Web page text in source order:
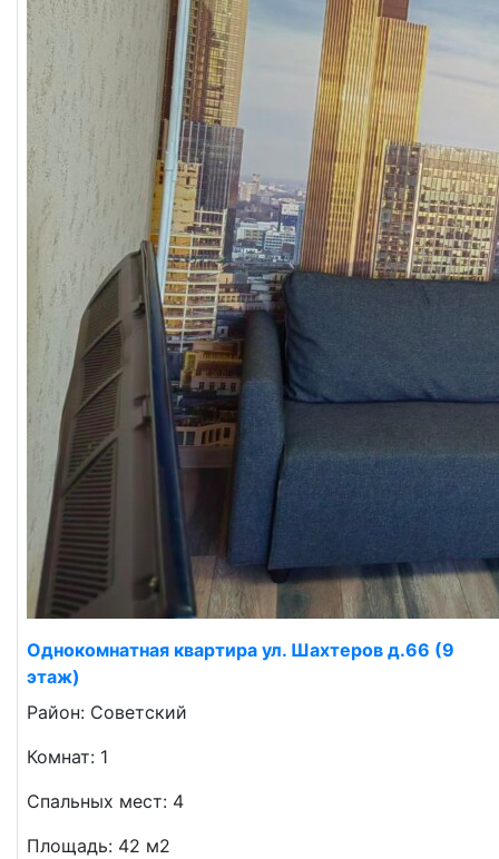
Однокомнатная квартира ул. Шахтеров д.66 (9
этаж)
Район: Советский
Комнат: 1
Спальных мест: 4
Площадь: 42 м2